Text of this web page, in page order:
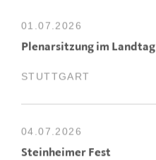
01.07.2026
Plenarsitzung im Landtag
STUTTGART
04.07.2026
Steinheimer Fest